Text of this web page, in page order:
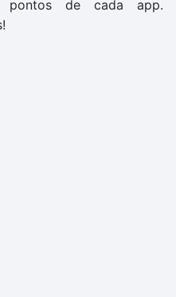
pontos de cada app.